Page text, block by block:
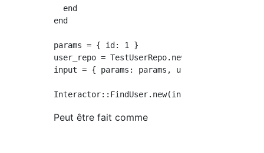
  end
end
params = { id: 1 }
user_repo = TestUserRepo.new
input = { params: params, user_repo:
Peut être fait comme